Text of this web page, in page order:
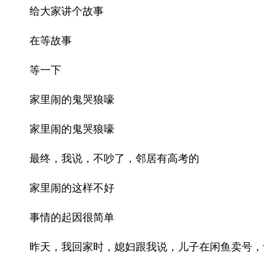
给大家讲个故事
在等故事
等一下
家里闹的鬼哭狼嚎
家里闹的鬼哭狼嚎
最终，我说，不吵了，邻居有高考的
家里闹的这样不好
事情的起因很简单
昨天，我回家时，媳妇跟我说，儿子在闲鱼卖号